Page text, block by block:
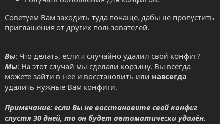
Советуем Вам заходить туда почаще, дабы не пропустить
приглашения от других пользователей.
Вы: Что делать, если я случайно удалил свой конфиг?
Мы: На этот случай мы сделали корзину. Вы всегда
можете зайти в неё и восстановить или навсегда
удалить нужные Вам конфиги.
Примечание: если Вы не восстановите свой конфиг
спустя 30 дней, то он будет автоматически удалён.